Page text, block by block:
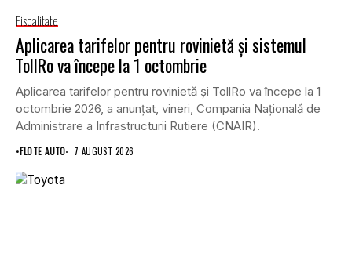
Fiscalitate
Aplicarea tarifelor pentru rovinietă și sistemul
TollRo va începe la 1 octombrie
Aplicarea tarifelor pentru rovinietă și TollRo va începe la 1
octombrie 2026, a anunțat, vineri, Compania Națională de
Administrare a Infrastructurii Rutiere (CNAIR).
•FLOTE AUTO 7 AUGUST 2026